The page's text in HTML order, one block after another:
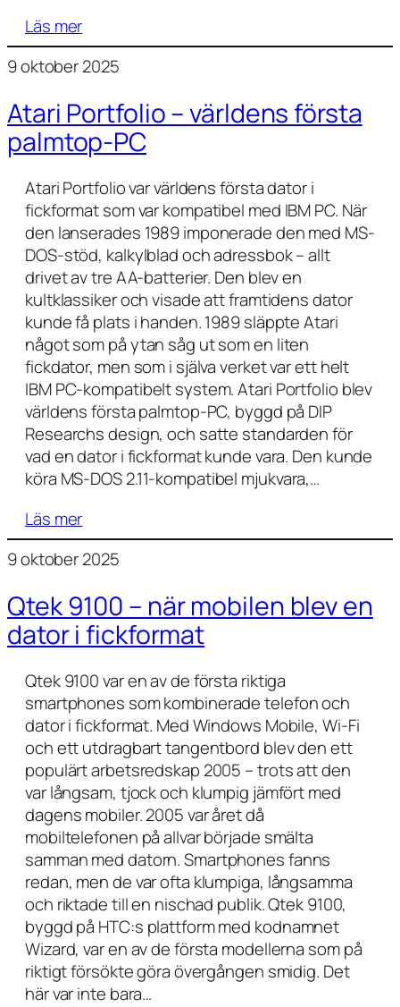
Läs mer
9 oktober 2025
Atari Portfolio – världens första
palmtop-PC
Atari Portfolio var världens första dator i
fickformat som var kompatibel med IBM PC. När
den lanserades 1989 imponerade den med MS-
DOS-stöd, kalkylblad och adressbok – allt
drivet av tre AA-batterier. Den blev en
kultklassiker och visade att framtidens dator
kunde få plats i handen. 1989 släppte Atari
något som på ytan såg ut som en liten
fickdator, men som i själva verket var ett helt
IBM PC-kompatibelt system. Atari Portfolio blev
världens första palmtop-PC, byggd på DIP
Researchs design, och satte standarden för
vad en dator i fickformat kunde vara. Den kunde
köra MS-DOS 2.11-kompatibel mjukvara,…
Läs mer
9 oktober 2025
Qtek 9100 – när mobilen blev en
dator i fickformat
Qtek 9100 var en av de första riktiga
smartphones som kombinerade telefon och
dator i fickformat. Med Windows Mobile, Wi-Fi
och ett utdragbart tangentbord blev den ett
populärt arbetsredskap 2005 – trots att den
var långsam, tjock och klumpig jämfört med
dagens mobiler. 2005 var året då
mobiltelefonen på allvar började smälta
samman med datorn. Smartphones fanns
redan, men de var ofta klumpiga, långsamma
och riktade till en nischad publik. Qtek 9100,
byggd på HTC:s plattform med kodnamnet
Wizard, var en av de första modellerna som på
riktigt försökte göra övergången smidig. Det
här var inte bara…